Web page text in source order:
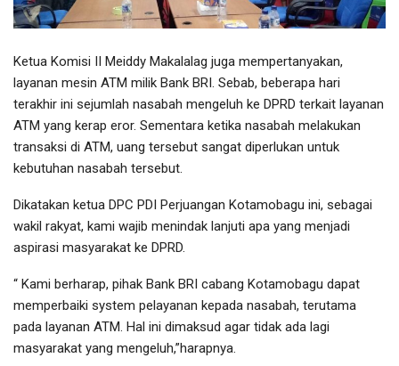
Ketua Komisi II Meiddy Makalalag juga mempertanyakan,
layanan mesin ATM milik Bank BRI. Sebab, beberapa hari
terakhir ini sejumlah nasabah mengeluh ke DPRD terkait layanan
ATM yang kerap eror. Sementara ketika nasabah melakukan
transaksi di ATM, uang tersebut sangat diperlukan untuk
kebutuhan nasabah tersebut.
Dikatakan ketua DPC PDI Perjuangan Kotamobagu ini, sebagai
wakil rakyat, kami wajib menindak lanjuti apa yang menjadi
aspirasi masyarakat ke DPRD.
“ Kami berharap, pihak Bank BRI cabang Kotamobagu dapat
memperbaiki system pelayanan kepada nasabah, terutama
pada layanan ATM. Hal ini dimaksud agar tidak ada lagi
masyarakat yang mengeluh,”harapnya.